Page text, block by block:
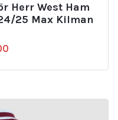
Herr West Ham
25 Max Kilman